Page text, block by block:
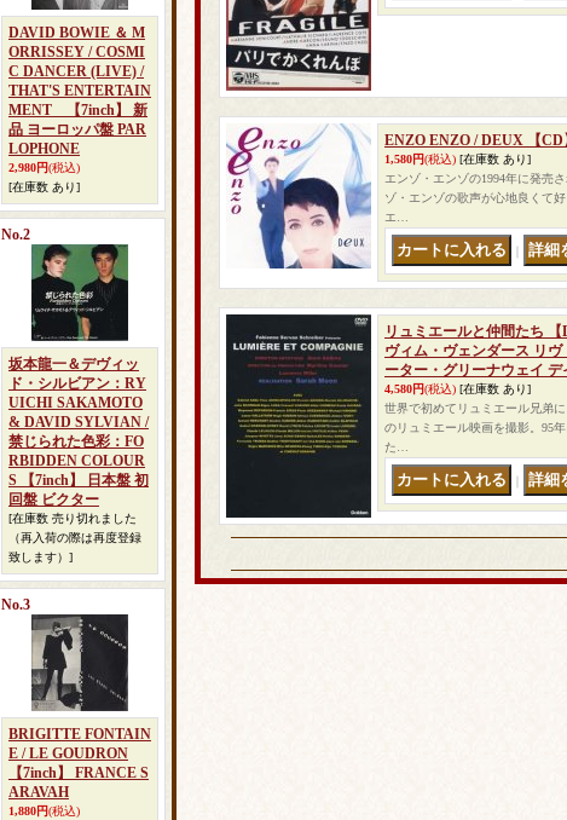
DAVID BOWIE ＆ M
ORRISSEY / COSMI
C DANCER (LIVE) /
THAT'S ENTERTAIN
MENT 【7inch】 新
品 ヨーロッパ盤 PAR
LOPHONE
2,980円(税込)
[在庫数 あり]
No.2
坂本龍一＆デヴィッ
ド・シルビアン：RY
UICHI SAKAMOTO
& DAVID SYLVIAN /
禁じられた色彩：FO
RBIDDEN COLOUR
S 【7inch】 日本盤 初
回盤 ビクター
[在庫数 売り切れました
（再入荷の際は再度登録
致します）]
No.3
BRIGITTE FONTAIN
E / LE GOUDRON
【7inch】 FRANCE S
ARAVAH
1,880円(税込)
ENZO ENZO / DEUX 【
1,580円(税込) [在庫数 あり]
エンゾ・エンゾの1994年に発売
ゾ・エンゾの歌声が心地良くて
エ…
リュミエールと仲間たち
ヴィム・ヴェンダース リ
ーター・グリーナウェイ
4,580円(税込) [在庫数 あり]
世界で初めてリュミエール兄弟
のリュミエール映画を撮影。95
た…